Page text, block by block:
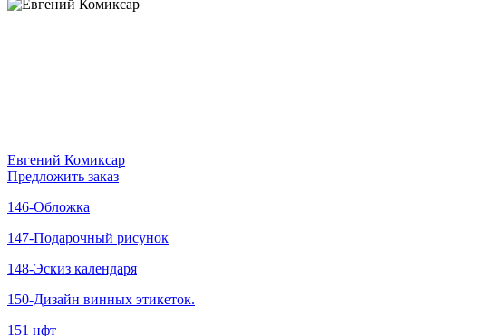
Евгений Комиксар
Предложить заказ
146-Обложка
147-Подарочный рисунок
148-Эскиз календаря
150-Дизайн винных этикеток.
151 нфт